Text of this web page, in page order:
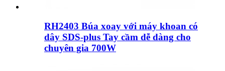
RH2403 Búa xoay với máy khoan có
dây SDS-plus Tay cầm dễ dàng cho
chuyên gia 700W